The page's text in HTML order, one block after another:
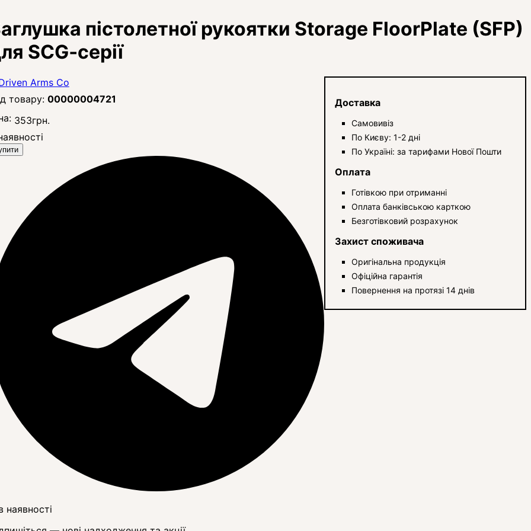
пістолетної рукоятки Storage FloorPlate (SFP)
SCG‑серії
00000004721
353грн.
наявності
Доставка
Самовивіз
По Києву: 1-2 дні
По Україні: за тарифами Нової Пошти
Оплата
Готівкою при отриманні
Оплата банківською карткою
Безготівковий розрахунок
Захист споживача
Оригінальна продукція
Офіційна гарантія
Повернення на протязі 14 днів